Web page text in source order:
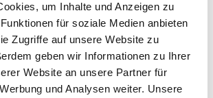
um Inhalte und Anzeigen zu
für soziale Medien anbieten
Zugriffe auf unsere Website zu
geben wir Informationen zu Ihrer
Website an unsere Partner für
und Analysen weiter. Unsere
this collection.